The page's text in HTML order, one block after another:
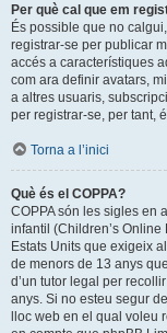
Per què cal que em
És possible que no
registrar-se per publicar
accés a característiques
com ara definir avatars,
a altres usuaris,
per registrar-se, per tant,
Torna a l’inici
Què és el COPPA?
COPPA són les sigles en
infantil (Children’s
Estats Units que exigeix
de menors de 13 anys
d’un tutor legal per
anys. Si no esteu segur
lloc web en el qual voleu